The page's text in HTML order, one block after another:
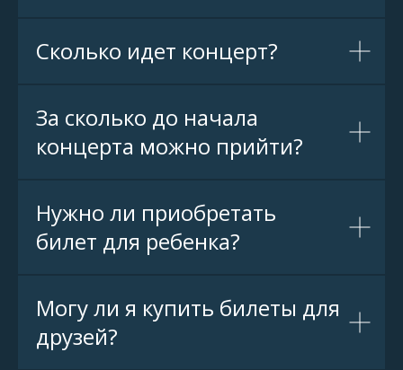
Сколько идет концерт?
За сколько до начала
концерта можно прийти?
Нужно ли приобретать
билет для ребенка?
Могу ли я купить билеты для
друзей?